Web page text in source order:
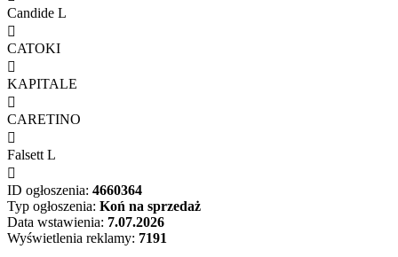
Candide L

CATOKI

KAPITALE

CARETINO

Falsett L

ID ogłoszenia: 4660364
Typ ogłoszenia: Koń na sprzedaż
Data wstawienia: 7.07.2026
Wyświetlenia reklamy: 7191